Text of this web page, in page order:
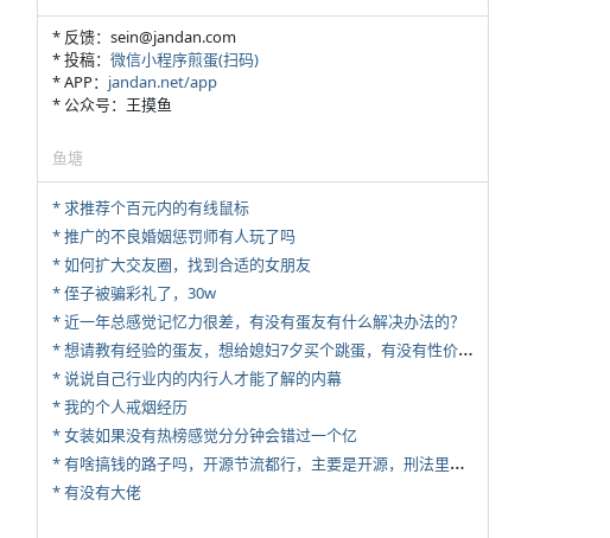
* 反馈：sein@jandan.com
* 投稿： 微信小程序煎蛋(扫码)
* APP： jandan.net/app
* 公众号：王摸鱼
鱼塘
* 求推荐个百元内的有线鼠标
* 推广的不良婚姻惩罚师有人玩了吗
* 如何扩大交友圈，找到合适的女朋友
* 侄子被骗彩礼了，30w
* 近一年总感觉记忆力很差，有没有蛋友有什么解决办法的？
*
想请教有经验的蛋友，想给媳妇7夕买个跳蛋，有没有性价比高的推荐
* 说说自己行业内的内行人才能了解的内幕
* 我的个人戒烟经历
* 女装如果没有热榜感觉分分钟会错过一个亿
*
有啥搞钱的路子吗，开源节流都行，主要是开源，刑法里的咱不做
* 有没有大佬